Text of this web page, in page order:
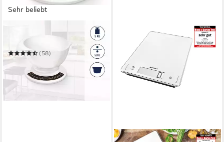
Sehr beliebt
Küchenwaage Culina Pro
(58)
ab 17,89 € 26,99 €
-34%
in 3-4 Werktagen bei dir
SOEHNLE